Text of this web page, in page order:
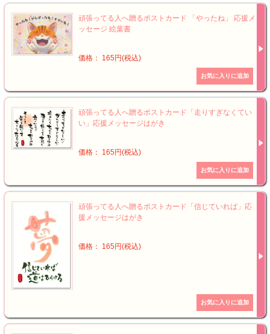
頑張ってる人へ贈るポストカード 「やったね」 応援メ
ッセージ 絵葉書
価格： 165円(税込)
頑張ってる人へ贈るポストカード「走りすぎなくてい
い」応援メッセージはがき
価格： 165円(税込)
頑張ってる人へ贈るポストカード「信じていれば」応
援メッセージはがき
価格： 165円(税込)